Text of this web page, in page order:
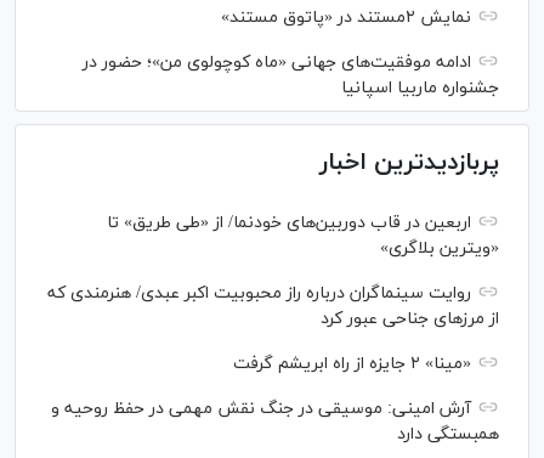
نمایش ۲مستند در «پاتوق مستند»
ادامه موفقیت‌های جهانی «ماه کوچولوی من»؛ حضور در
جشنواره ماربیا اسپانیا
پربازدیدترین اخبار
اربعین در قاب دوربین‌های خودنما/ از «طی طریق» تا
«ویترین بلاگری»
روایت سینماگران درباره راز محبوبیت اکبر عبدی/ هنرمندی که
از مرزهای جناحی عبور کرد
«مینا» ۲ جایزه از راه ابریشم گرفت
آرش امینی: موسیقی در جنگ نقش مهمی در حفظ روحیه و
همبستگی دارد